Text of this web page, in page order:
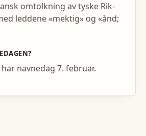
omtolkning av tyske Rik-
leddene «mektig» og «ånd;
navnedag 7. februar.